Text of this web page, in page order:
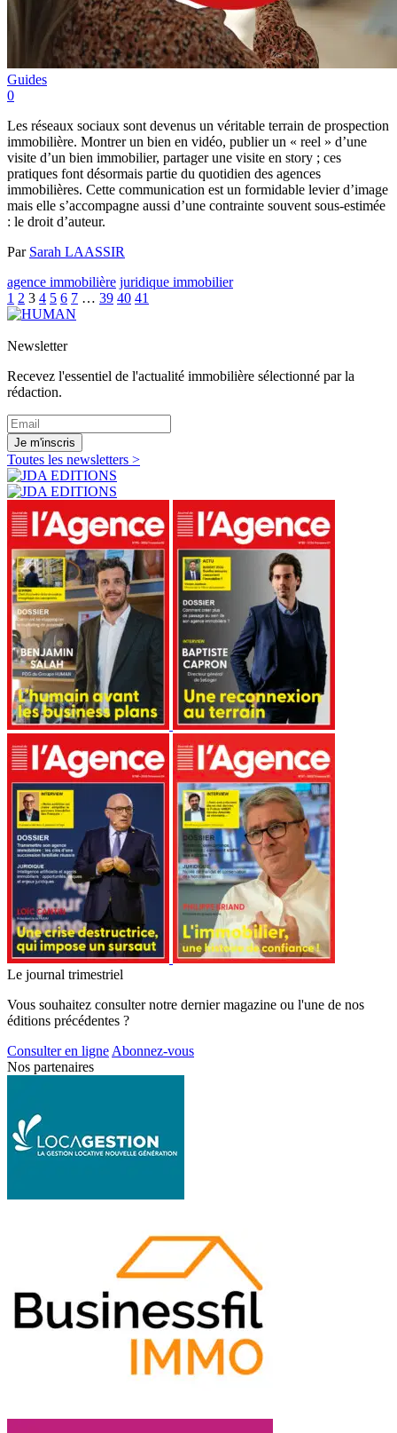
Guides
0
Les réseaux sociaux sont devenus un véritable terrain de prospection
immobilière. Montrer un bien en vidéo, publier un « reel » d’une
visite d’un bien immobilier, partager une visite en story ; ces
pratiques font désormais partie du quotidien des agences
immobilières. Cette communication est un formidable levier d’image
mais elle s’accompagne aussi d’une contrainte souvent sous-estimée
: le droit d’auteur.
Par Sarah LAASSIR
agence immobilière juridique immobilier
1 2 3 4 5 6 7 … 39 40 41
Newsletter
Recevez l'essentiel de l'actualité immobilière sélectionné par la
rédaction.
Je m'inscris
Toutes les newsletters >
Le journal trimestriel
Vous souhaitez consulter notre dernier magazine ou l'une de nos
éditions précédentes ?
Consulter en ligne Abonnez-vous
Nos partenaires